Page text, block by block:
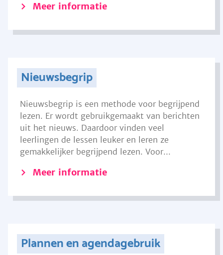
Meer informatie
Nieuwsbegrip
Nieuwsbegrip is een methode voor begrijpend
lezen. Er wordt gebruikgemaakt van berichten
uit het nieuws. Daardoor vinden veel
leerlingen de lessen leuker en leren ze
gemakkelijker begrijpend lezen. Voor...
Meer informatie
Plannen en agendagebruik